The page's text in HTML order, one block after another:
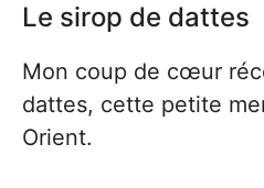
Le sirop de dattes
Mon coup de cœur
dattes, cette petite
Orient.